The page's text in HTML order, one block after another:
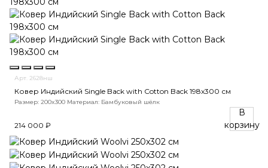
Арт. 2628нш
Ковер Индийский Single Back with Cotton Back 198x300 см
Размер: 200x300 Материал: Бамбуковый шёлк
214 000 ₽
В
корзину